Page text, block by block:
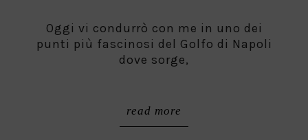
Oggi vi condurrò con me in uno dei
punti più fascinosi del Golfo di Napoli
dove sorge,
read more